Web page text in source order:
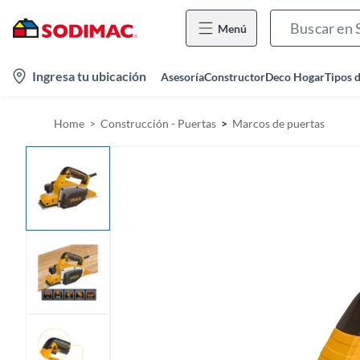
Menú
Ingresa tu ubicación AsesoríaConstructorDeco HogarTipos
Home Construcción - Puertas Marcos de puertas